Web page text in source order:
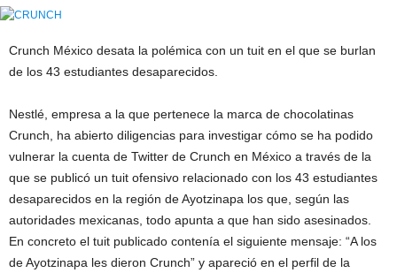
Crunch México desata la polémica con un tuit en el que se burlan
de los 43 estudiantes desaparecidos.
Nestlé, empresa a la que pertenece la marca de chocolatinas
Crunch, ha abierto diligencias para investigar cómo se ha podido
vulnerar la cuenta de Twitter de Crunch en México a través de la
que se publicó un tuit ofensivo relacionado con los 43 estudiantes
desaparecidos en la región de Ayotzinapa los que, según las
autoridades mexicanas, todo apunta a que han sido asesinados.
En concreto el tuit publicado contenía el siguiente mensaje: “A los
de Ayotzinapa les dieron Crunch” y apareció en el perfil de la